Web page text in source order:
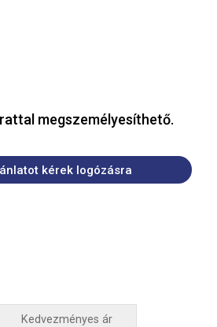
megszemélyesíthető.
kérek logózásra
Kedvezményes ár